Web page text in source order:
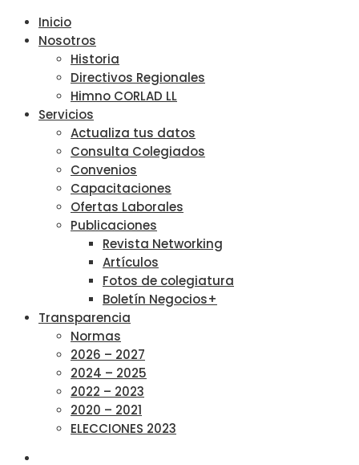
Inicio
Nosotros
Historia
Directivos Regionales
Himno CORLAD LL
Servicios
Actualiza tus datos
Consulta Colegiados
Convenios
Capacitaciones
Ofertas Laborales
Publicaciones
Revista Networking
Artículos
Fotos de colegiatura
Boletín Negocios+
Transparencia
Normas
2026 – 2027
2024 – 2025
2022 – 2023
2020 – 2021
ELECCIONES 2023